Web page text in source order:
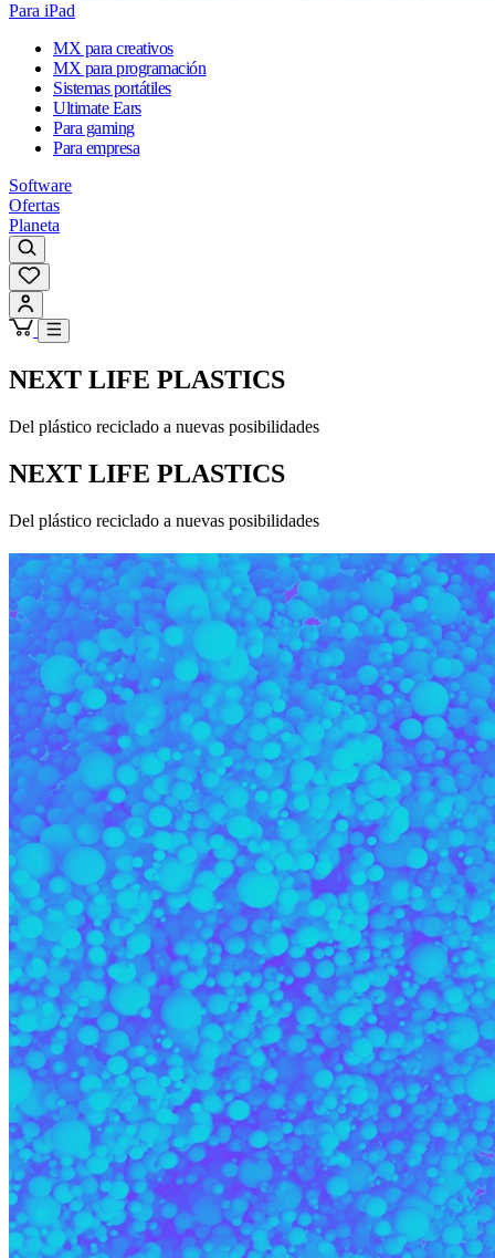
Para iPad
MX para creativos
MX para programación
Sistemas portátiles
Ultimate Ears
Para gaming
Para empresa
Software
Ofertas
Planeta
NEXT LIFE PLASTICS
Del plástico reciclado a nuevas posibilidades
NEXT LIFE PLASTICS
Del plástico reciclado a nuevas posibilidades